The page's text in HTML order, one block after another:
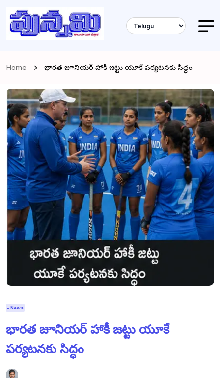
Home భారత జూనియర్ హాకీ జట్టు యూకే పర్యటనకు సిద్ధం
- News
భారత జూనియర్ హాకీ జట్టు యూకే
పర్యటనకు సిద్ధం